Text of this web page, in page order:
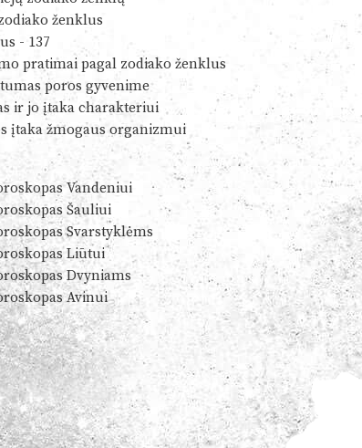
ženklus
- 137
pratimai pagal zodiako ženklus
poros gyvenime
ir jo įtaka charakteriui
įtaka žmogaus organizmui
Vandeniui
Šauliui
Svarstyklėms
Liūtui
Dvyniams
Avinui